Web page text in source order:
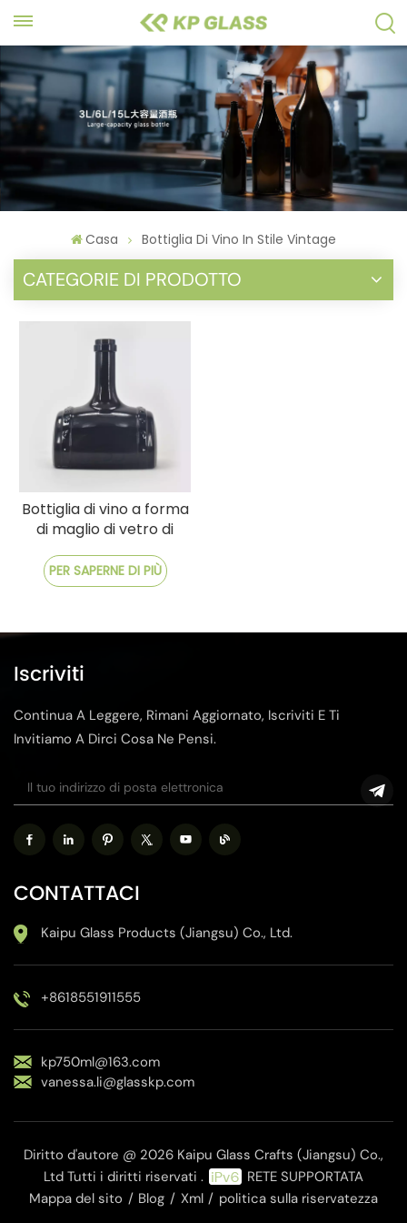
Casa Bottiglia Di Vino In Stile Vintage
CATEGORIE DI PRODOTTO
Bottiglia di vino a forma
di maglio di vetro di
PER SAPERNE DI PIÙ
Iscriviti
Continua A Leggere, Rimani Aggiornato, Iscriviti E Ti
Invitiamo A Dirci Cosa Ne Pensi.
CONTATTACI
Kaipu Glass Products (Jiangsu) Co., Ltd.
+8618551911555
kp750ml@163.com
vanessa.li@glasskp.com
Diritto d'autore @ 2026 Kaipu Glass Crafts (Jiangsu) Co.,
Ltd Tutti i diritti riservati .
RETE SUPPORTATA
Mappa del sito / Blog / Xml / politica sulla riservatezza